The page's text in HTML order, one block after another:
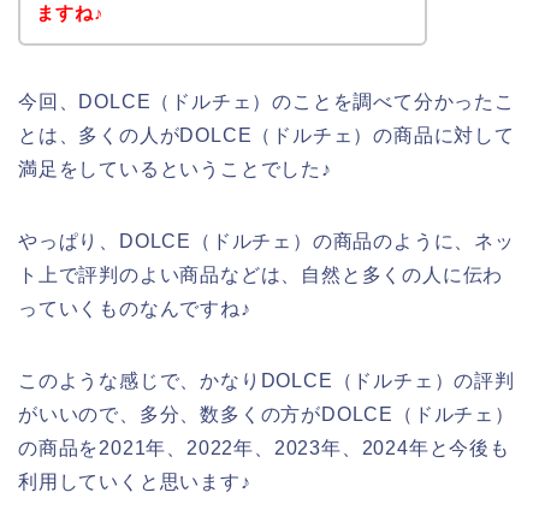
ますね♪
今回、DOLCE（ドルチェ）のことを調べて分かったこ
とは、多くの人がDOLCE（ドルチェ）の商品に対して
満足をしているということでした♪
やっぱり、DOLCE（ドルチェ）の商品のように、ネッ
ト上で評判のよい商品などは、自然と多くの人に伝わ
っていくものなんですね♪
このような感じで、かなりDOLCE（ドルチェ）の評判
がいいので、多分、数多くの方がDOLCE（ドルチェ）
の商品を2021年、2022年、2023年、2024年と今後も
利用していくと思います♪